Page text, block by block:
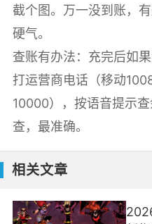
截个图。万一没到账，
硬气。
查账有办法：充完后如
打运营商电话（移动
10000），按语音提示
查，最准确。
相关文章